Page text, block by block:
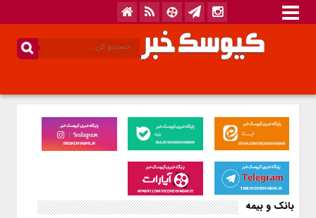
بانک و بیمه